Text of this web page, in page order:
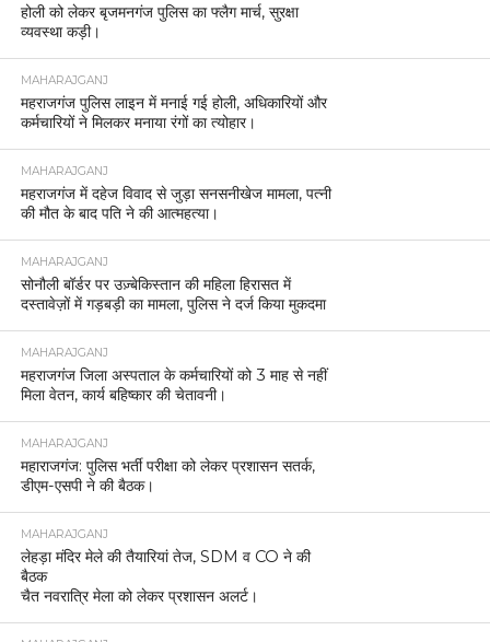
होली को लेकर बृजमनगंज पुलिस का फ्लैग मार्च, सुरक्षा
व्यवस्था कड़ी।
MAHARAJGANJ
महराजगंज पुलिस लाइन में मनाई गई होली, अधिकारियों और
कर्मचारियों ने मिलकर मनाया रंगों का त्योहार।
MAHARAJGANJ
महराजगंज में दहेज विवाद से जुड़ा सनसनीखेज मामला, पत्नी
की मौत के बाद पति ने की आत्महत्या।
MAHARAJGANJ
सोनौली बॉर्डर पर उज़्बेकिस्तान की महिला हिरासत में
दस्तावेज़ों में गड़बड़ी का मामला, पुलिस ने दर्ज किया मुकदमा
MAHARAJGANJ
महराजगंज जिला अस्पताल के कर्मचारियों को 3 माह से नहीं
मिला वेतन, कार्य बहिष्कार की चेतावनी।
MAHARAJGANJ
महाराजगंज: पुलिस भर्ती परीक्षा को लेकर प्रशासन सतर्क,
डीएम-एसपी ने की बैठक।
MAHARAJGANJ
लेहड़ा मंदिर मेले की तैयारियां तेज, SDM व CO ने की
बैठक
चैत नवरात्रि मेला को लेकर प्रशासन अलर्ट।